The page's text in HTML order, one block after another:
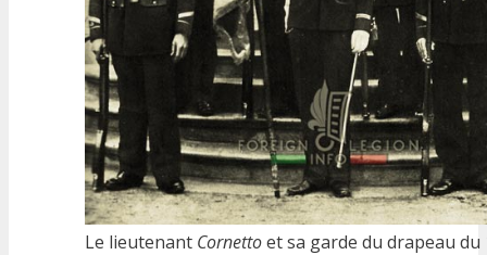
Le lieutenant Cornettoet sa garde du drapeau du